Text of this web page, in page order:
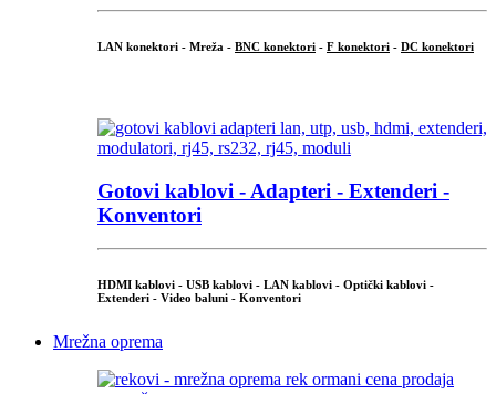
LAN konektori - Mreža - BNC konektori - F konektori - DC konektori
Gotovi kablovi - Adapteri - Extenderi -
Konventori
HDMI kablovi - USB kablovi - LAN kablovi - Optički kablovi -
Extenderi - Video baluni - Konventori
Mrežna oprema